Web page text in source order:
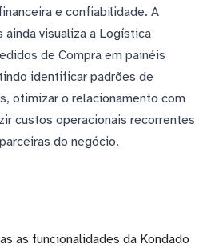
e confiabilidade. A
ainda visualiza a Logística
de Compra em painéis
identificar padrões de
otimizar o relacionamento com
custos operacionais recorrentes
do negócio.
as funcionalidades da Kondado